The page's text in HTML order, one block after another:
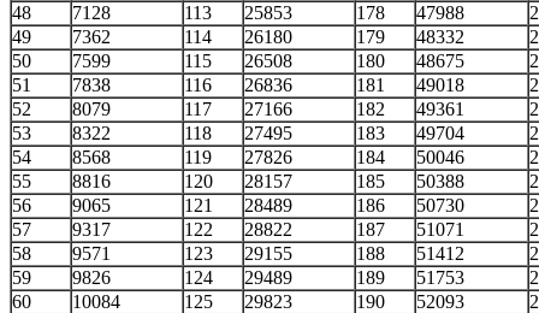
48
7128 113 25853 178 47988
49
7362 114 26180 179 48332
50
7599 115 26508 180 48675
51
7838 116 26836 181 49018
52
8079 117 27166 182 49361
53
8322 118 27495 183 49704
54
8568 119 27826 184 50046
55
8816 120 28157 185 50388
56
9065 121 28489 186 50730
57
9317 122 28822 187 51071
58
9571 123 29155 188 51412
59
9826 124 29489 189 51753
60
10084 125 29823 190 52093